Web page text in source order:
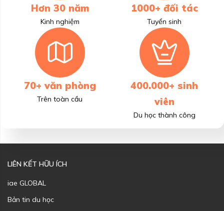
Hơn 30 năm
Kinh nghiệm
1000+ đối tác
Tuyển sinh
70+ văn phòng
Trên toàn cầu
400.000+ sinh
viên
Du học thành công
LIÊN KẾT HỮU ÍCH
iae GLOBAL
Bản tin du học